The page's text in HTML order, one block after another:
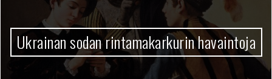
Ukrainan sodan rintamakarkurin havaintoja